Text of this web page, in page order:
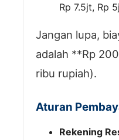
Rp 7.5jt, Rp
Jangan lupa,
adalah **Rp
ribu rupiah).
Aturan
Rekening